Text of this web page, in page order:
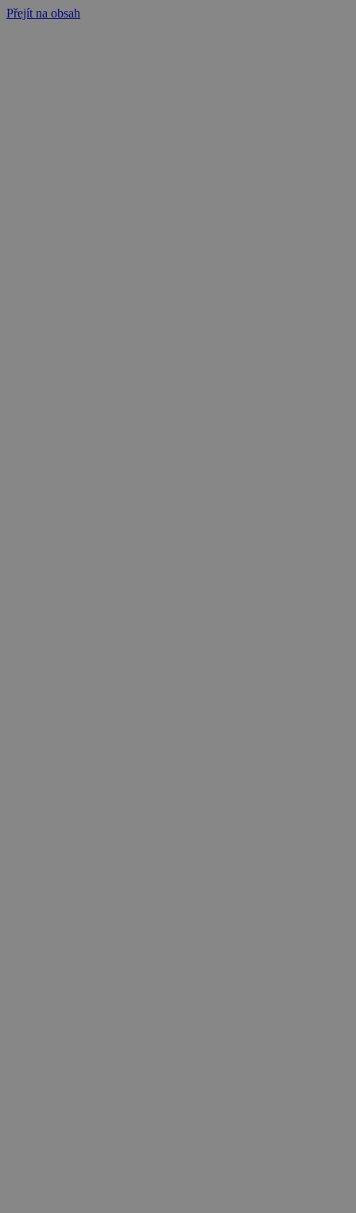
Přejít na obsah